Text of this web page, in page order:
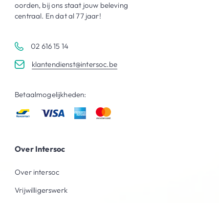
oorden, bij ons staat jouw beleving
centraal. En dat al 77 jaar!
02 616 15 14
klantendienst@intersoc.be
Betaalmogelijkheden:
Over Intersoc
Over intersoc
Vrijwilligerswerk